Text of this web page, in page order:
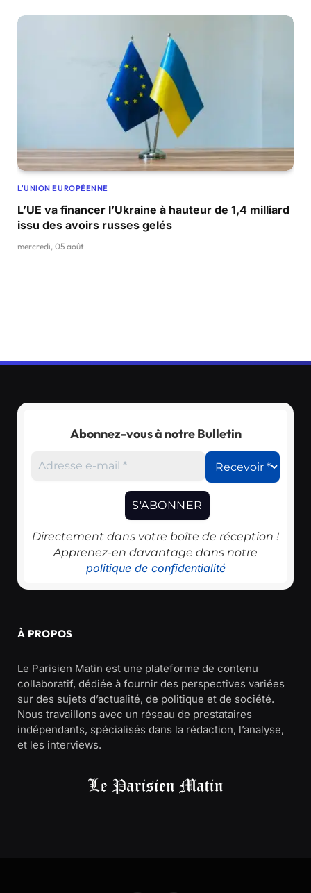
L'UNION EUROPÉENNE
L’UE va financer l’Ukraine à hauteur de 1,4 milliard
issu des avoirs russes gelés
mercredi, 05 août
Abonnez-vous à notre Bulletin
Directement dans votre boîte de réception !
Apprenez-en davantage dans notre
politique de confidentialité
À PROPOS
Le Parisien Matin est une plateforme de contenu
collaboratif, dédiée à fournir des perspectives variées
sur des sujets d’actualité, de politique et de société.
Nous travaillons avec un réseau de prestataires
indépendants, spécialisés dans la rédaction, l’analyse,
et les interviews.